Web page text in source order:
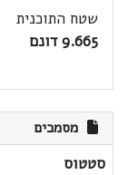
שטח התוכנית
9.665 דונם
מסמכים
סטטוס